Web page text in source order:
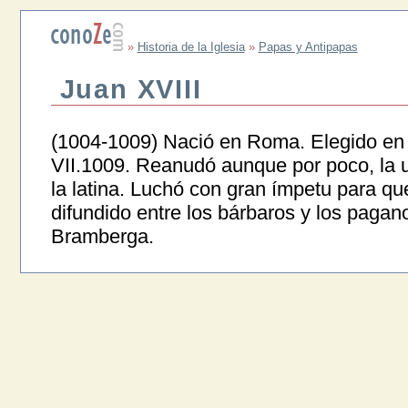
» Historia de la Iglesia» Papas y Antipapas
Juan XVIII
(1004-1009) Nació en Roma. Elegido
VII.1009. Reanudó aunque por poco, la
la latina. Luchó con gran ímpetu para
difundido entre los bárbaros y los
Bramberga.